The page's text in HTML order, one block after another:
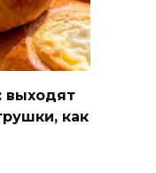
выходят
как